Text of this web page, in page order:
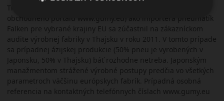
Thajsku. Tím spoločnosti AKH Slovakia s.r.o. (prevádzkovateľ
obchodného portálu www.gumy.eu) ako importéra pneumatík
Falken pre vybrané krajiny EU sa zúčastnil na zákazníckom
audite výrobnej fabriky v Thajsku v roku 2011. V tomto prípade
sa prípadnej ázijskej produkcie (50% pneu je vyrobených v
Japonsku, 50% v Thajsku) báť rozhodne netreba. Japonským
manažmentom strážené výrobné postupy predčia vo všetkých
parametroch väčšinu európskych fabrík. Prípadná osobná
referencia na kontaktných telefónnych číslach www.gumy.eu